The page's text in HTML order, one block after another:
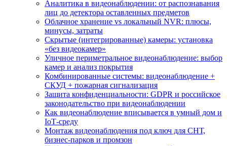
Аналитика в видеонаблюдении: от распознавания
лиц до детектора оставленных предметов
Облачное хранение vs локальный NVR: плюсы,
минусы, затраты
Скрытые (интегрированные) камеры: установка
«без видеокамер»
Уличное периметральное видеонаблюдение: выбор
камер и анализ покрытия
Комбинированные системы: видеонаблюдение +
СКУД + пожарная сигнализация
Защита конфиденциальности: GDPR и российское
законодательство при видеонаблюдении
Как видеонаблюдение вписывается в умный дом и
IoT‑среду
Монтаж видеонаблюдения под ключ для СНТ,
бизнес‑парков и промзон